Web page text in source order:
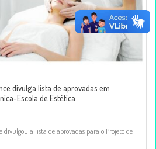
divulga lista de aprovadas em
Escola de Estética
divulgou a lista de aprovadas para o Projeto de